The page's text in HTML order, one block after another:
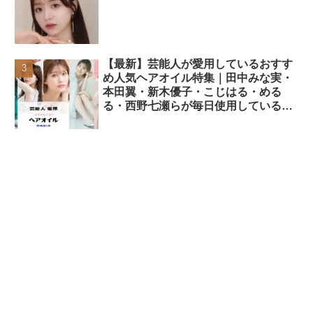
【最新】芸能人が愛用しているおすす
め人気ヘアオイル特集｜田中みな実・
本田翼・新木優子・こじはる・める
る・西野七瀬らが毎日使用しているヘ